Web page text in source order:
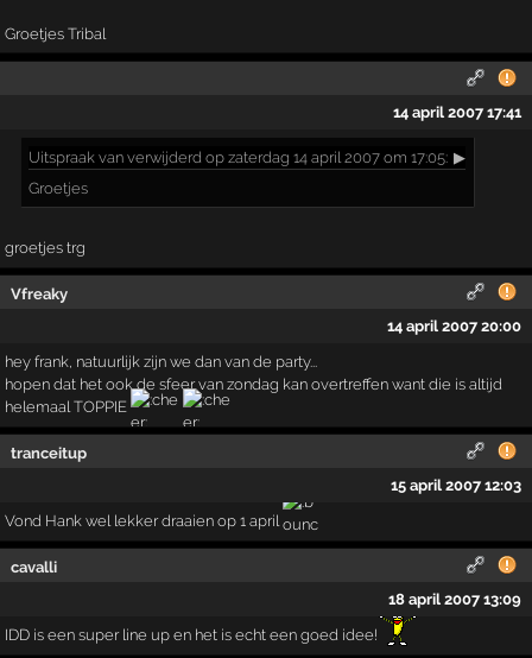
Groetjes Tribal
14 april 2007 17:41
Uitspraak van verwijderd op zaterdag 14 april 2007 om 17:05: ▶
Groetjes
groetjes trg
Vfreaky
14 april 2007 20:00
hey frank, natuurlijk zijn we dan van de party...
hopen dat het ook de sfeer van zondag kan overtreffen want die is altijd
helemaal TOPPIE
tranceitup
15 april 2007 12:03
Vond Hank wel lekker draaien op 1 april
cavalli
18 april 2007 13:09
IDD is een super line up en het is echt een goed idee!